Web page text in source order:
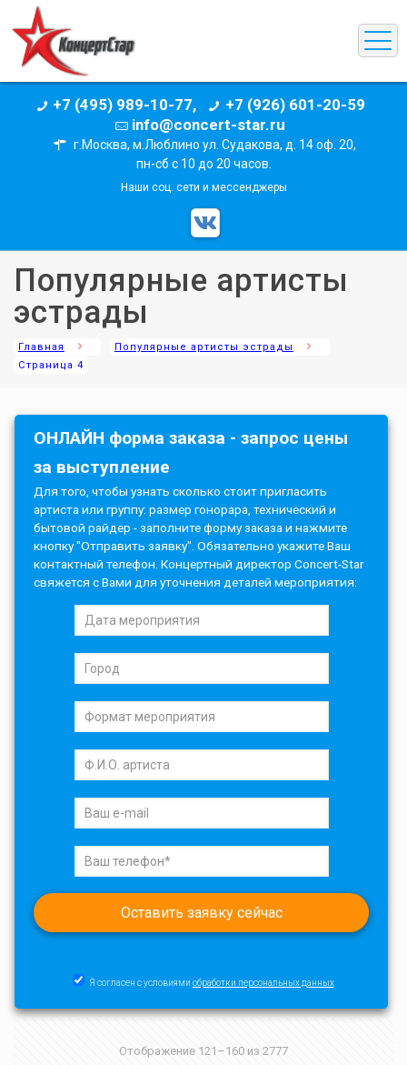
+7 (495) 989-10-77,
+7 (926) 601-20-59
info@concert-star.ru
г.Москва, м.Люблино ул. Судакова, д. 14 оф. 20,
пн-сб с 10 до 20 часов.
Наши соц. сети и мессенджеры
Популярные артисты
эстрады
Главная
Популярные артисты эстрады
Страница 4
ОНЛАЙН форма заказа - запрос цены
за выступление
Для того, чтобы узнать сколько стоит пригласить
артиста или группу: размер гонорара, технический и
бытовой райдер - заполните форму заказа и нажмите
кнопку "Отправить заявку". Обязательно укажите Ваш
контактный телефон. Концертный директор Concert-Star
свяжется с Вами для уточнения деталей мероприятия:
Я согласен с условиями обработки персональных данных
Отображение 121–160 из 2777